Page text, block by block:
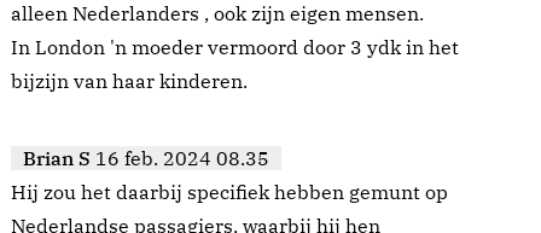
alleen Nederlanders , ook zijn eigen mensen.
In London 'n moeder vermoord door 3 ydk in het
bijzijn van haar kinderen.
Brian S 16 feb. 2024 08.35
Hij zou het daarbij specifiek hebben gemunt op
Nederlandse passagiers, waarbij hij hen